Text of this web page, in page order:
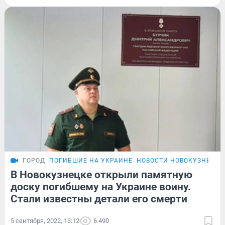
ГОРОД ПОГИБШИЕ НА УКРАИНЕ НОВОСТИ НОВОКУЗНЕЦКА
В Новокузнецке открыли памятную
доску погибшему на Украине воину.
Стали известны детали его смерти
5 сентября, 2022, 13:12 6 490